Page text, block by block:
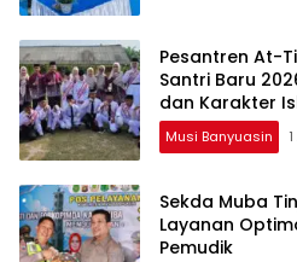
Pesantren At-
Santri Baru
dan Karakter
Musi Banyuasin
Sekda Muba
Layanan
Pemudik